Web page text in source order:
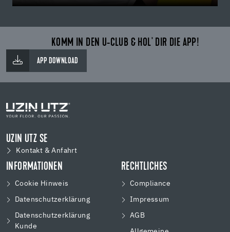
KOMM IN DEN U-CLUB & HOL' DIR DIE APP!
APP DOWNLOAD
UZIN UTZ SE
Kontakt & Anfahrt
INFORMATIONEN
Cookie Hinweis
Datenschutzerklärung
Datenschutzerklärung
Kunde
RECHTLICHES
Compliance
Impressum
AGB